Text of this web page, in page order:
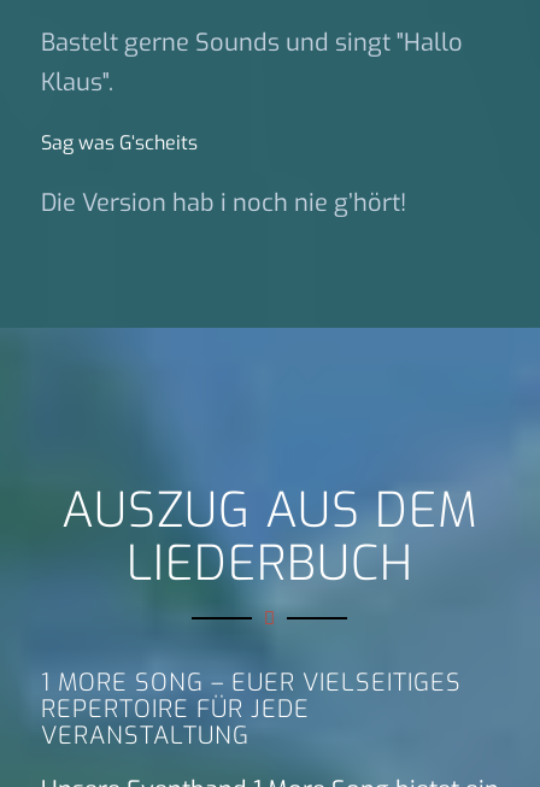
Bastelt gerne Sounds und singt "Hallo
Klaus".
Sag was G‘scheits
Die Version hab i noch nie g’hört!
AUSZUG AUS DEM
LIEDERBUCH
1 MORE SONG – EUER VIELSEITIGES
REPERTOIRE FÜR JEDE
VERANSTALTUNG